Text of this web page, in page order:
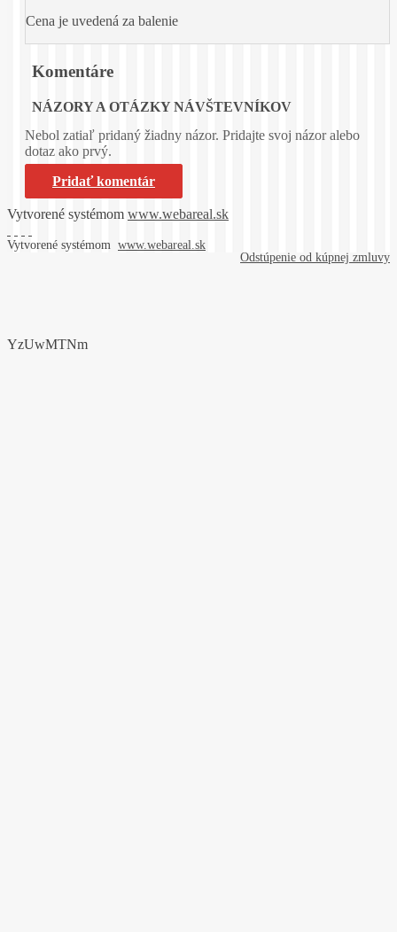
Cena je uvedená za balenie
Komentáre
NÁZORY A OTÁZKY NÁVŠTEVNÍKOV
Nebol zatiaľ pridaný žiadny názor. Pridajte svoj názor alebo
dotaz ako prvý.
Pridať komentár
Vytvorené systémom www.webareal.sk
Vytvorené systémom www.webareal.sk
Odstúpenie od kúpnej zmluvy
YzUwMTNm